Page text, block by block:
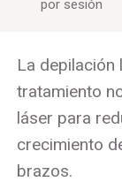
por sesión
La depilación
tratamiento
láser para
crecimiento
brazos.